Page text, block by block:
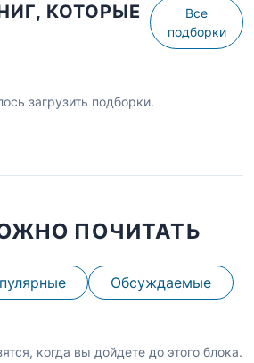
КОТОРЫЕ
Все
подборки
загрузить подборки.
ПОЧИТАТЬ
Обсуждаемые
когда вы дойдете до этого блока.